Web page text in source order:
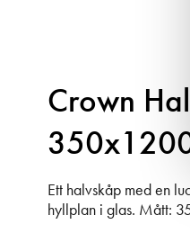
Crown
Ett halvskåp med en
hyllplan i glas. Mått: